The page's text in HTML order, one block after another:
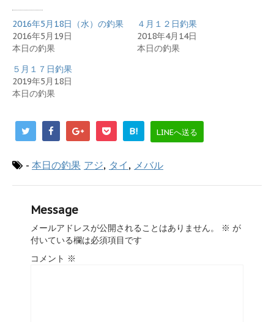
2016年5月18日（水）の釣果
2016年5月19日
本日の釣果
４月１２日釣果
2018年4月14日
本日の釣果
５月１７日釣果
2019年5月18日
本日の釣果
B! LINEへ送る
- 本日の釣果 アジ, タイ , メバル
Message
メールアドレスが公開されることはありません。 ※ が
付いている欄は必須項目です
コメント ※